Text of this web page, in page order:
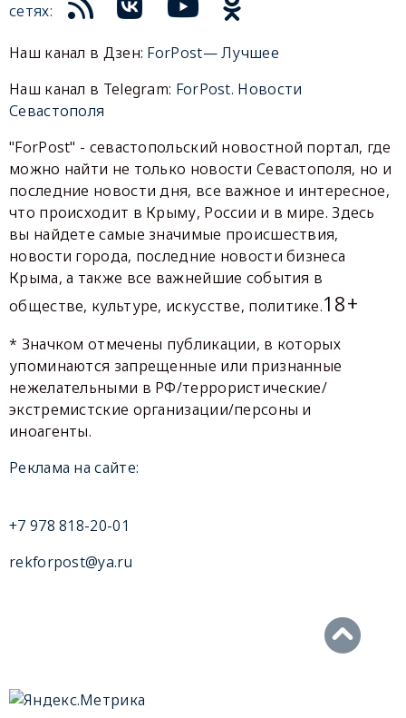
сетях:
Наш канал в Дзен: ForPost— Лучшее
Наш канал в Telegram: ForPost. Новости
Севастополя
"ForPost" - севастопольский новостной портал, где
можно найти не только новости Севастополя, но и
последние новости дня, все важное и интересное,
что происходит в Крыму, России и в мире. Здесь
вы найдете самые значимые происшествия,
новости города, последние новости бизнеса
Крыма, а также все важнейшие события в
обществе, культуре, искусстве, политике.18+
* Значком отмечены публикации, в которых
упоминаются запрещенные или признанные
нежелательными в РФ/террористические/
экстремистские организации/персоны и
иноагенты.
Реклама на сайте:
+7 978 818-20-01
rekforpost@ya.ru